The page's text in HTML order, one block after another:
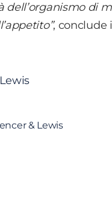
di
, conclude
& Lewis